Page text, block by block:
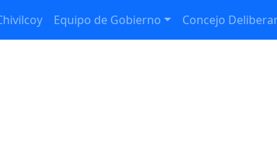
Equipo de Gobierno Concejo